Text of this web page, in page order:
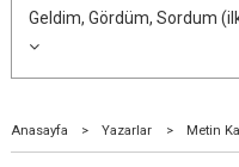
Geldim, Gördüm, Sordum
Anasayfa > Yazarlar > Metin